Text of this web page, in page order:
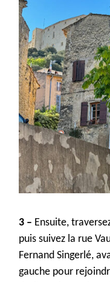
3 – Ensuite,
puis suivez la rue
Fernand Singerlé,
gauche pour